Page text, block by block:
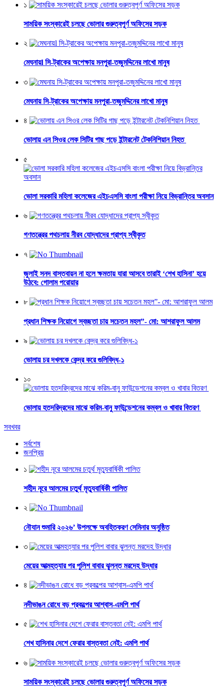
১
সাময়িক সংস্কারেই চলছে ভোলার গুরুত্বপূর্ণ অফিসের সড়ক
২
মেঘনায়l সি-ট্রাকের অপেক্ষায় মনপুরা-তজুমদ্দিনের লাখো মানুষ
৩
মেঘনায় সি-ট্রাকের অপেক্ষায় মনপুরা-তজুমদ্দিনের লাখো মানুষ
৪
ভোলায় এন সিওর লেক সিটির গাছ পড়ে ইন্টারনেট টেকনিশিয়ান নিহত
৫
ভোলা সরকারি মহিলা কলেজের এইচএসসি বাংলা পরীক্ষা নিয়ে বিভ্রান্তির অবসান
৬
গণতন্ত্রের পথচলায় নীরব যোদ্ধাদের প্রাপ্য স্বীকৃত
৭
জুলাই সনদ বাস্তবায়ন না হলে ক্ষমতায় যারা আসবে তারাই ‘শেখ হাসিনা’ হয়ে
উঠবে: গোলাম পরোয়ার
৮
প্রধান শিক্ষক নিয়োগে স্বচ্ছতা চায় সচেতন মহল”- মো: আশরাফুল আলম
৯
ভোলায় চর দখলকে কেন্দ্র করে গুলিবিদ্ধ-১
১০
ভোলায় হতদরিদ্রদের মাঝে করিম-বানু ফাউন্ডেশনের কম্বল ও খাবার বিতরণ
সবখবর
সর্বশেষ
জনপ্রিয়
১
শহীদ নূরে আলমের চতুর্থ মৃত্যুবার্ষিকী পালিত
২
নৌযান শুমারি ২০২৬’ উপলক্ষে অবহিতকরণ সেমিনার অনুষ্ঠিত
৩
মেয়ের আত্মহত্যার পর পুলিশ বাবার ঝুলন্ত মরদেহ উদ্ধার
৪
নদীভাঙন রোধে বড় প্রকল্পের আশ্বাস-এমপি পার্থ
৫
শেখ হাসিনার দেশে ফেরার বাস্তবতা নেই: এমপি পার্থ
৬
সাময়িক সংস্কারেই চলছে ভোলার গুরুত্বপূর্ণ অফিসের সড়ক